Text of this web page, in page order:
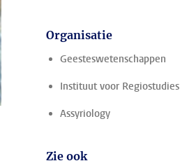
Organisatie
Geesteswetenschappen
Instituut voor Regiostudies
Assyriology
Zie ook